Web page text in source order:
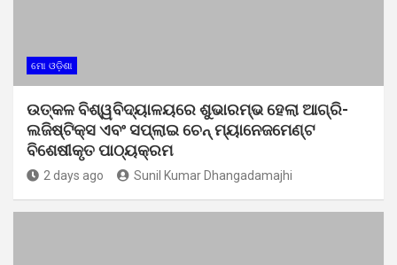
ମୋ ଓଡ଼ିଶା
ଉତ୍କଳ ବିଶ୍ୱବିଦ୍ୟାଳୟରେ ଶୁଭାରମ୍ଭ ହେଲା ଆଗ୍ରି-
ଲଜିଷ୍ଟିକ୍ସ ଏବଂ ସପ୍ଲାଇ ଚେନ୍ ମ୍ୟାନେଜମେଣ୍ଟ
ବିଶେଷୀକୃତ ପାଠ୍ୟକ୍ରମ
2 days ago Sunil Kumar Dhangadamajhi